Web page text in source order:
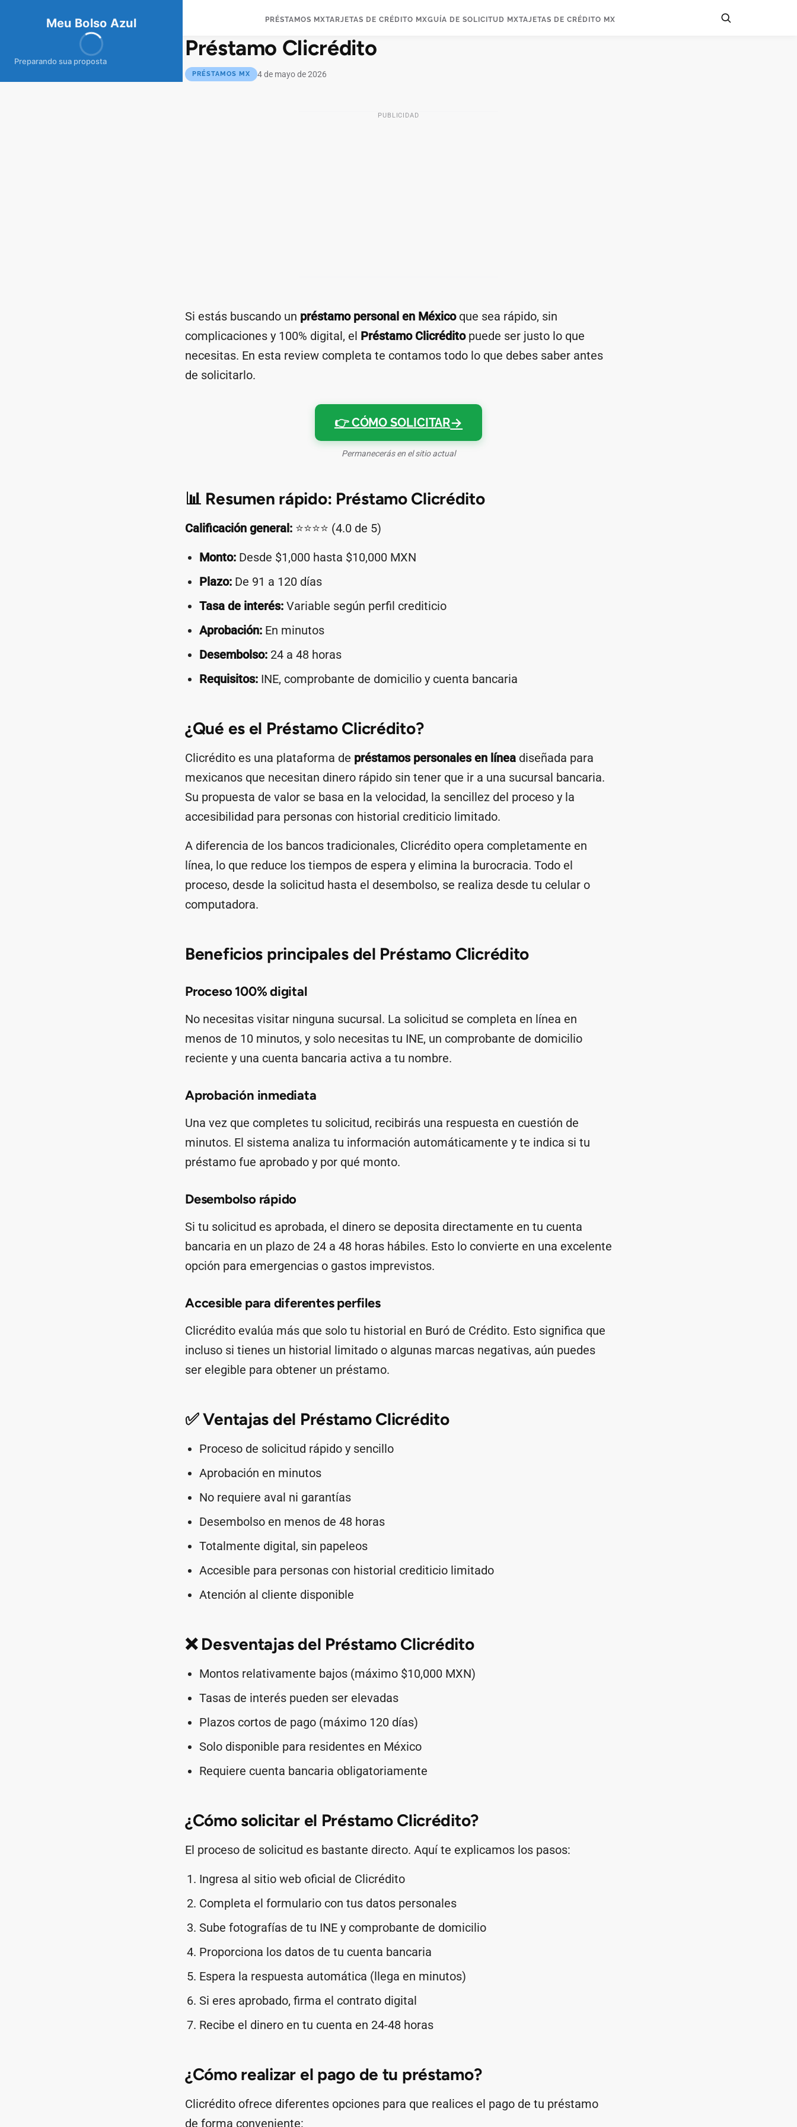
Meu Bolso Azul
Preparando sua proposta
meubolsoAz PRÉSTAMOS MXTARJETAS DE CRÉDITO MXGUÍA DE SOLICITUD MXTAJETAS DE CRÉDITO MX
Préstamo Clicrédito
PRÉSTAMOS MX 4 de mayo de 2026
PUBLICIDAD
Si estás buscando un préstamo personal en Méxicoque sea rápido, sin
complicaciones y 100% digital, el Préstamo Clicréditopuede ser justo lo que
necesitas. En esta review completa te contamos todo lo que debes saber antes
de solicitarlo.
👉 CÓMO SOLICITAR
Permanecerás en el sitio actual
📊 Resumen rápido: Préstamo Clicrédito
Calificación general: ⭐⭐⭐⭐ (4.0 de 5)
Monto: Desde $1,000 hasta $10,000 MXN
Plazo: De 91 a 120 días
Tasa de interés: Variable según perfil crediticio
Aprobación: En minutos
Desembolso: 24 a 48 horas
Requisitos: INE, comprobante de domicilio y cuenta bancaria
¿Qué es el Préstamo Clicrédito?
Clicrédito es una plataforma de préstamos personales en línea diseñada para
mexicanos que necesitan dinero rápido sin tener que ir a una sucursal bancaria.
Su propuesta de valor se basa en la velocidad, la sencillez del proceso y la
accesibilidad para personas con historial crediticio limitado.
A diferencia de los bancos tradicionales, Clicrédito opera completamente en
línea, lo que reduce los tiempos de espera y elimina la burocracia. Todo el
proceso, desde la solicitud hasta el desembolso, se realiza desde tu celular o
computadora.
Beneficios principales del Préstamo Clicrédito
Proceso 100% digital
No necesitas visitar ninguna sucursal. La solicitud se completa en línea en
menos de 10 minutos, y solo necesitas tu INE, un comprobante de domicilio
reciente y una cuenta bancaria activa a tu nombre.
Aprobación inmediata
Una vez que completes tu solicitud, recibirás una respuesta en cuestión de
minutos. El sistema analiza tu información automáticamente y te indica si tu
préstamo fue aprobado y por qué monto.
Desembolso rápido
Si tu solicitud es aprobada, el dinero se deposita directamente en tu cuenta
bancaria en un plazo de 24 a 48 horas hábiles. Esto lo convierte en una excelente
opción para emergencias o gastos imprevistos.
Accesible para diferentes perfiles
Clicrédito evalúa más que solo tu historial en Buró de Crédito. Esto significa que
incluso si tienes un historial limitado o algunas marcas negativas, aún puedes
ser elegible para obtener un préstamo.
✅ Ventajas del Préstamo Clicrédito
Proceso de solicitud rápido y sencillo
Aprobación en minutos
No requiere aval ni garantías
Desembolso en menos de 48 horas
Totalmente digital, sin papeleos
Accesible para personas con historial crediticio limitado
Atención al cliente disponible
❌ Desventajas del Préstamo Clicrédito
Montos relativamente bajos (máximo $10,000 MXN)
Tasas de interés pueden ser elevadas
Plazos cortos de pago (máximo 120 días)
Solo disponible para residentes en México
Requiere cuenta bancaria obligatoriamente
¿Cómo solicitar el Préstamo Clicrédito?
El proceso de solicitud es bastante directo. Aquí te explicamos los pasos:
Ingresa al sitio web oficial de Clicrédito
Completa el formulario con tus datos personales
Sube fotografías de tu INE y comprobante de domicilio
Proporciona los datos de tu cuenta bancaria
Espera la respuesta automática (llega en minutos)
Si eres aprobado, firma el contrato digital
Recibe el dinero en tu cuenta en 24-48 horas
¿Cómo realizar el pago de tu préstamo?
Clicrédito ofrece diferentes opciones para que realices el pago de tu préstamo
de forma conveniente: